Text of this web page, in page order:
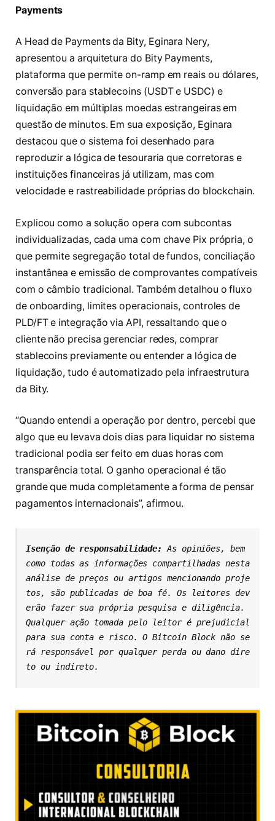
Payments
A Head de Payments da Bity, Eginara Nery,
apresentou a arquitetura do Bity Payments,
plataforma que permite on-ramp em reais ou dólares,
conversão para stablecoins (USDT e USDC) e
liquidação em múltiplas moedas estrangeiras em
questão de minutos. Em sua exposição, Eginara
destacou que o sistema foi desenhado para
reproduzir a lógica de tesouraria que corretoras e
instituições financeiras já utilizam, mas com
velocidade e rastreabilidade próprias do blockchain.
Explicou como a solução opera com subcontas
individualizadas, cada uma com chave Pix própria, o
que permite segregação total de fundos, conciliação
instantânea e emissão de comprovantes compatíveis
com o câmbio tradicional. Também detalhou o fluxo
de onboarding, limites operacionais, controles de
PLD/FT e integração via API, ressaltando que o
cliente não precisa gerenciar redes, comprar
stablecoins previamente ou entender a lógica de
liquidação, tudo é automatizado pela infraestrutura
da Bity.
“Quando entendi a operação por dentro, percebi que
algo que eu levava dois dias para liquidar no sistema
tradicional podia ser feito em duas horas com
transparência total. O ganho operacional é tão
grande que muda completamente a forma de pensar
pagamentos internacionais”, afirmou.
Isenção de responsabilidade: As opiniões, bem
como todas as informações compartilhadas nesta
análise de preços ou artigos mencionando proje
tos, são publicadas de boa fé. Os leitores dev
erão fazer sua própria pesquisa e diligência.
Qualquer ação tomada pelo leitor é prejudicial
para sua conta e risco. O Bitcoin Block não se
rá responsável por qualquer perda ou dano dire
to ou indireto.